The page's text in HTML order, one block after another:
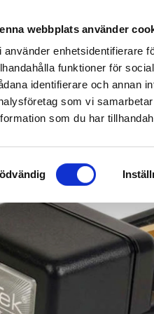
webbplats använder
använder enhetsidentifierare
funktioner för
identifierare och annan
som vi
som du har
HIFI TILLVERKARE
I IsoTek